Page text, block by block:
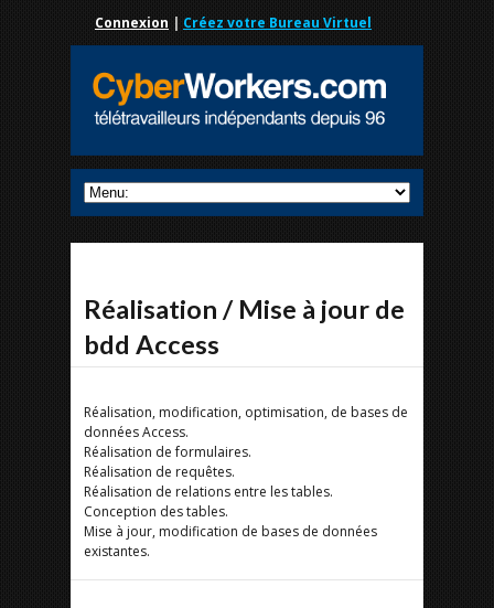
Connexion | Créez votre Bureau Virtuel
Réalisation / Mise à jour de
bdd Access
Réalisation, modification, optimisation, de bases de
données Access.
Réalisation de formulaires.
Réalisation de requêtes.
Réalisation de relations entre les tables.
Conception des tables.
Mise à jour, modification de bases de données
existantes.